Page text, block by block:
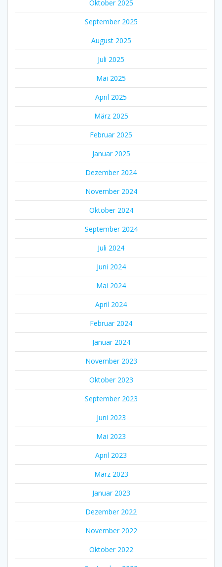
Oktober 2025
September 2025
August 2025
Juli 2025
Mai 2025
April 2025
März 2025
Februar 2025
Januar 2025
Dezember 2024
November 2024
Oktober 2024
September 2024
Juli 2024
Juni 2024
Mai 2024
April 2024
Februar 2024
Januar 2024
November 2023
Oktober 2023
September 2023
Juni 2023
Mai 2023
April 2023
März 2023
Januar 2023
Dezember 2022
November 2022
Oktober 2022